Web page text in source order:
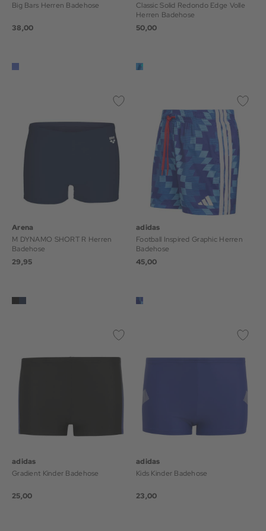
Big Bars Herren Badehose
38,00
Classic Solid Redondo Edge Volle
Herren Badehose
50,00
Arena
M DYNAMO SHORT R Herren
Badehose
29,95
adidas
Football Inspired Graphic Herren
Badehose
45,00
adidas
Gradient Kinder Badehose
25,00
adidas
Kids Kinder Badehose
23,00